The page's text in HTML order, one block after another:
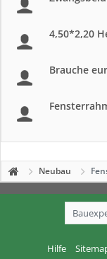
4,50*2,20
Brauche
Neubau
Hilfe